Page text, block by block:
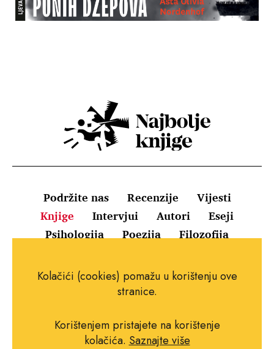
Podržite nas Recenzije
Vijesti
Knjige
Intervjui Autori
Eseji
Psihologija
Poezija Filozofija
Uvjeti korištenja
Pravila o kolačićima
Impressum
Kolačići (cookies) pomažu u korištenju ove
stranice.
Korištenjem pristajete na korištenje
kolačića. Saznajte više